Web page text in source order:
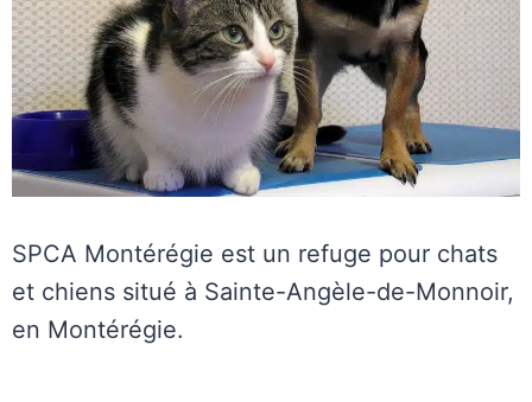
SPCA Montérégie est un refuge pour chats
et chiens situé à Sainte-Angèle-de-Monnoir,
en Montérégie.